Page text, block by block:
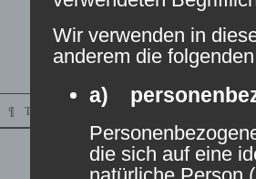
¶ THANKS, WORDPRESS
Wir verwenden in
anderem die
a)
die sich auf eine